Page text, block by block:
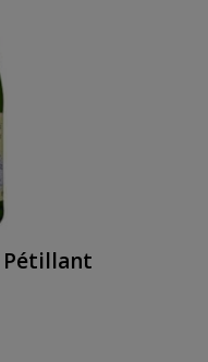
Pétillant